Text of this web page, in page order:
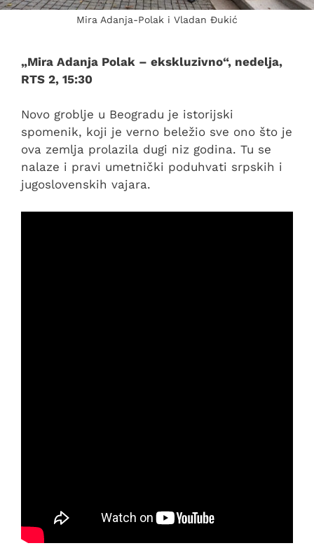
Mira Adanja-Polak i Vladan Đukić
„Mira Adanja Polak – ekskluzivno“, nedelja,
RTS 2, 15:30
Novo groblje u Beogradu je istorijski
spomenik, koji je verno beležio sve ono što je
ova zemlja prolazila dugi niz godina. Tu se
nalaze i pravi umetnički poduhvati srpskih i
jugoslovenskih vajara.